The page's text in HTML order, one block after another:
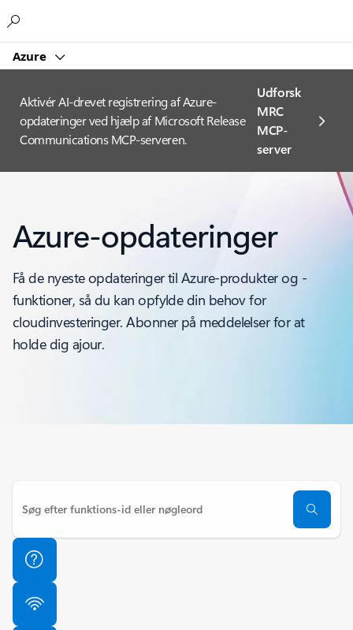
Azure
Aktivér AI-drevet registrering af Azure-
opdateringer ved hjælp af Microsoft Release
Communications MCP-serveren.
Udforsk
MRC
MCP-
server
Azure-opdateringer
Få de nyeste opdateringer til Azure-produkter og -
funktioner, så du kan opfylde din behov for
cloudinvesteringer. Abonner på meddelelser for at
holde dig ajour.